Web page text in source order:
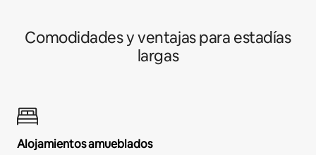
Comodidades y ventajas para estadías
largas
Alojamientos amueblados